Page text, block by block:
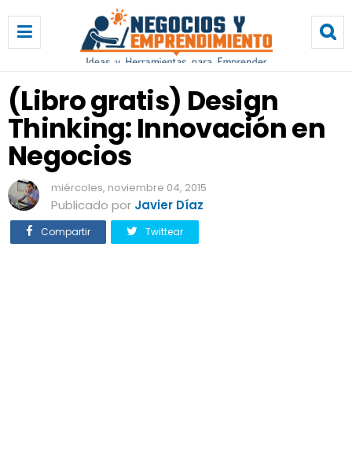
i
b
o
g
r
a
i
s
)
D
(Libro gratis) Design
Thinking: Innovación en
Negocios
miércoles, noviembre 04, 2015
Publicado por Javier Díaz
Compartir Twittear